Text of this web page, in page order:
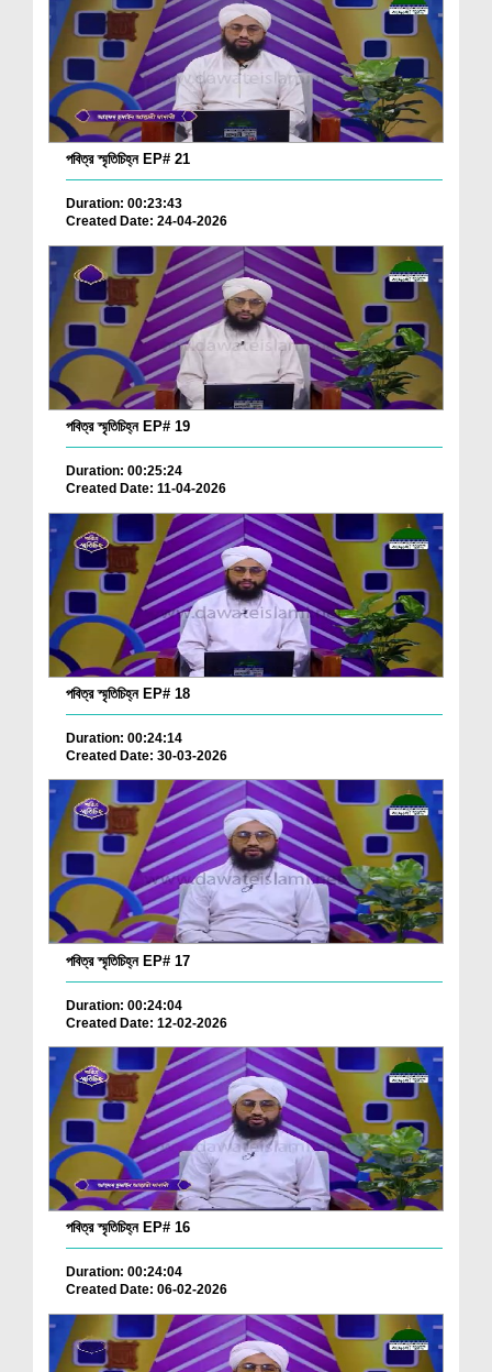
পবিত্র স্মৃতিচিহ্ন EP# 21
Duration: 00:23:43
Created Date: 24-04-2026
পবিত্র স্মৃতিচিহ্ন EP# 19
Duration: 00:25:24
Created Date: 11-04-2026
পবিত্র স্মৃতিচিহ্ন EP# 18
Duration: 00:24:14
Created Date: 30-03-2026
পবিত্র স্মৃতিচিহ্ন EP# 17
Duration: 00:24:04
Created Date: 12-02-2026
পবিত্র স্মৃতিচিহ্ন EP# 16
Duration: 00:24:04
Created Date: 06-02-2026